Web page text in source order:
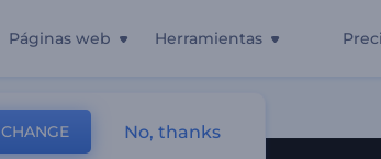
Páginas web Herramientas
CHANGE No, thanks